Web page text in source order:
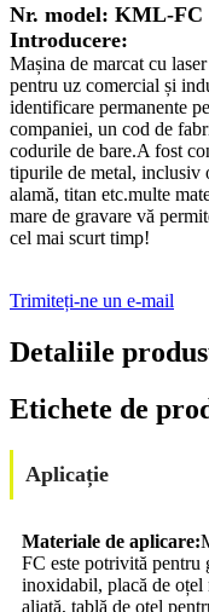
Nr. model: KML-FC
Introducere:
Mașina de marcat cu
pentru uz comercial și
identificare permanente
companiei, un cod de
codurile de bare.A fost
tipurile de metal, inclusiv
alamă, titan etc.multe
mare de gravare vă
cel mai scurt timp!
Trimiteți-ne un e-mail
Detaliile
Etichete de
Aplicație
Materiale de aplicare:
FC este potrivită pentru
inoxidabil, placă de oțel
aliată, tablă de oțel